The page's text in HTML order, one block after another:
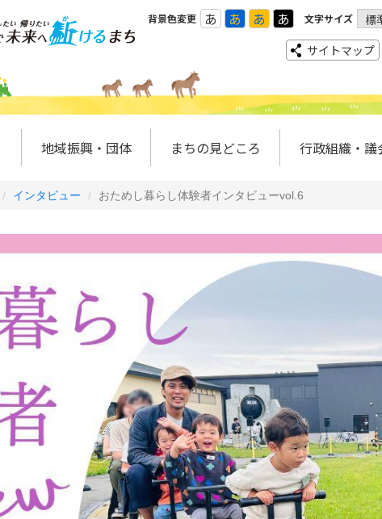
背景色変更 あ あ あ あ 文字サイズ 標
サイトマップ
地域振興・団体 まちの見どころ 行政組織・議
インタビュー おためし暮らし体験者インタビューvol.6